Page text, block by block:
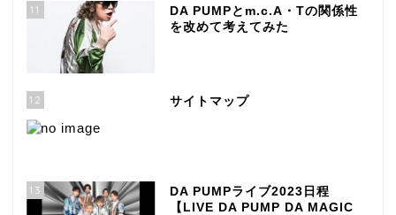
11
DA PUMPとm.c.A・Tの関係性
を改めて考えてみた
12 サイトマップ
13
DA PUMPライブ2023日程
【LIVE DA PUMP DA MAGIC